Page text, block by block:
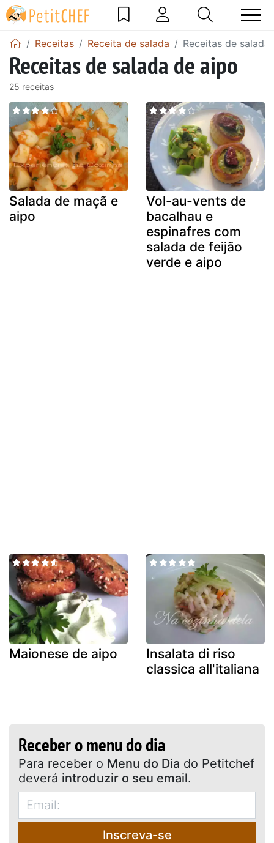
Receitas Receita de salada Receitas de salada
Receitas de salada de aipo
25 receitas
Salada de maçã e
aipo
Vol-au-vents de
bacalhau e
espinafres com
salada de feijão
verde e aipo
Maionese de aipo
Insalata di riso
classica all'italiana
Receber o menu do dia
Para receber o Menu do Dia do Petitchef
deverá introduzir o seu email.
Inscreva-se